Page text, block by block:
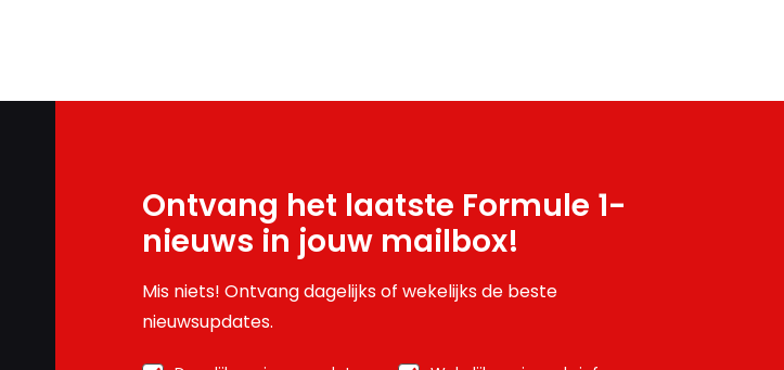
Ontvang het laatste Formule 1-
nieuws in jouw mailbox!
Mis niets! Ontvang dagelijks of wekelijks de beste
nieuwsupdates.